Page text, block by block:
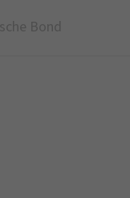
Bond